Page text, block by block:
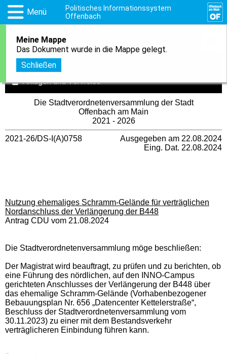
Menü
Politisches Informationssystem
Offenbach
Meine Mappe
Das Dokument wurde in die Mappe gelegt.
Schließen
In meine Mappe aufnehmen
Druckansicht
Anlagen und Verweise
Die Stadtverordnetenversammlung der Stadt
Offenbach am Main
2021 - 2026
2021-26/DS-I(A)0758
Ausgegeben am 22.08.2024
Eing. Dat. 22.08.2024
Nutzung ehemaliges Schramm-Gelände für verträglichen
Nordanschluss der Verlängerung der B448
Antrag CDU vom 21.08.2024
Die Stadtverordnetenversammlung möge beschließen:
Der Magistrat wird beauftragt, zu prüfen und zu berichten, ob
eine Führung des nördlichen, auf den INNO-Campus
gerichteten Anschlusses der Verlängerung der B448 über
das ehemalige Schramm-Gelände (Vorhabenbezogener
Bebauungsplan Nr. 656 „Datencenter Kettelerstraße“,
Beschluss der Stadtverordnetenversammlung vom
30.11.2023) zu einer mit dem Bestandsverkehr
verträglicheren Einbindung führen kann.